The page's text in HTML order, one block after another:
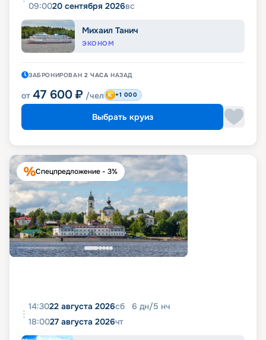
09:0020 сентября 2026вс
Михаил Танич
ЭКОНОМ
ЗАБРОНИРОВАН 2 ЧАСА НАЗАД
от 47 600 ₽ /чел +1 000
Выбрать круиз
Спецпредложение - 3%
14:3022 августа 2026сб 6 дн/5 нч
18:0027 августа 2026чт